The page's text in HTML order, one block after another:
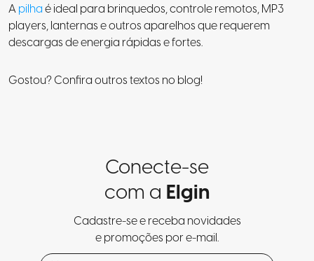
Apilhaé ideal para brinquedos, controle remotos, MP3
players, lanternas e outros aparelhos que requerem
descargas de energia rápidas e fortes.
Gostou? Confira outros textos no blog!
Conecte-se
com a Elgin
Cadastre-se e receba novidades
e promoções por e-mail.